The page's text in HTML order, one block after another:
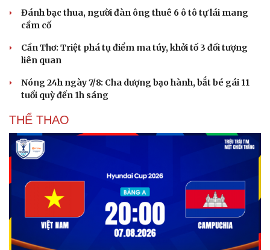
Đánh bạc thua, người đàn ông thuê 6 ô tô tự lái mang
cầm cố
Cần Thơ: Triệt phá tụ điểm ma túy, khởi tố 3 đối tượng
liên quan
Nóng 24h ngày 7/8: Cha dượng bạo hành, bắt bé gái 11
tuổi quỳ đến 1h sáng
THỂ THAO